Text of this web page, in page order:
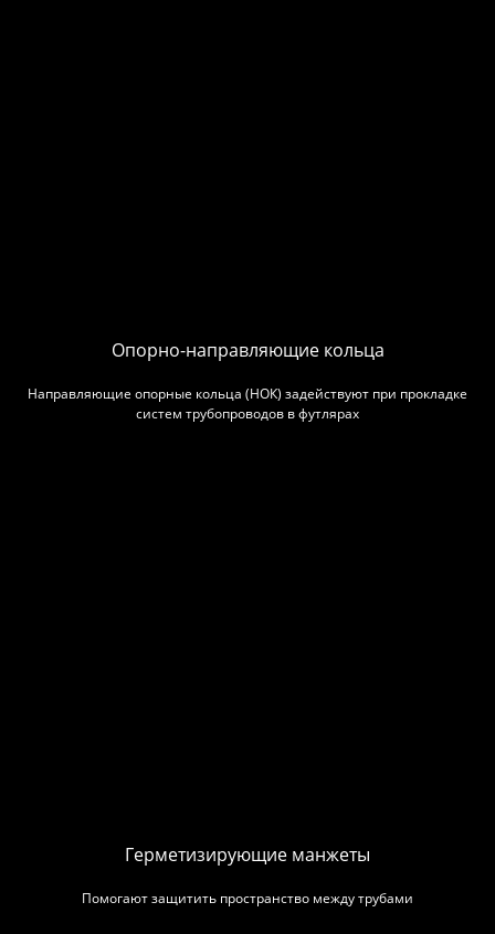
Опорно-направляющие кольца
Направляющие опорные кольца (НОК) задействуют при прокладке
систем трубопроводов в футлярах
Герметизирующие манжеты
Помогают защитить пространство между трубами